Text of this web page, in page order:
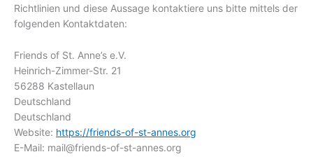
Richtlinien und diese Aussage kontaktiere uns bitte mittels der
folgenden Kontaktdaten:
Friends of St. Anne’s e.V.
Heinrich-Zimmer-Str. 21
56288 Kastellaun
Deutschland
Deutschland
Website: https://friends-of-st-annes.org
E-Mail: mail@friends-of-st-annes.org